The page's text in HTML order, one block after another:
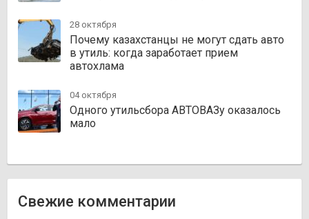
28 октября
Почему казахстанцы не могут сдать авто
в утиль: когда заработает прием
автохлама
04 октября
Одного утильсбора АВТОВАЗу оказалось
мало
Свежие комментарии